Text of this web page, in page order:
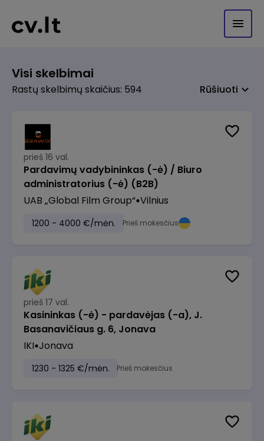
Visi skelbimai
Rastų skelbimų skaičius: 594 Rūšiuoti
prieš 16 val.
Pardavimų vadybininkas (-ė) / Biuro
administratorius (-ė) (B2B)
UAB „Global Film Group“ Vilnius
1200 - 4000 €/mėn. Prieš mokesčius
prieš 17 val.
Kasininkas (-ė) - pardavėjas (-a), J.
Basanavičiaus g. 6, Jonava
IKI Jonava
1230 - 1325 €/mėn. Prieš mokesčius